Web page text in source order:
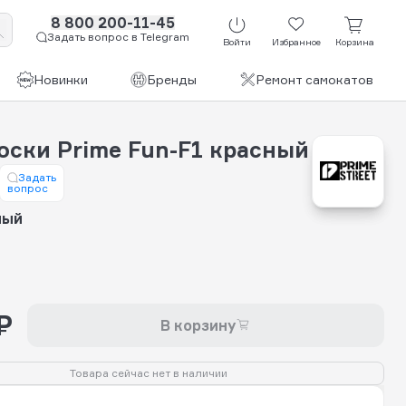
8 800 200-11-45
Задать вопрос в Telegram Войти Избранное Корзина
Новинки Бренды Ремонт самокатов
Prime Fun-F1 красный
Задать
вопрос
В корзину
Товара сейчас нет в наличии